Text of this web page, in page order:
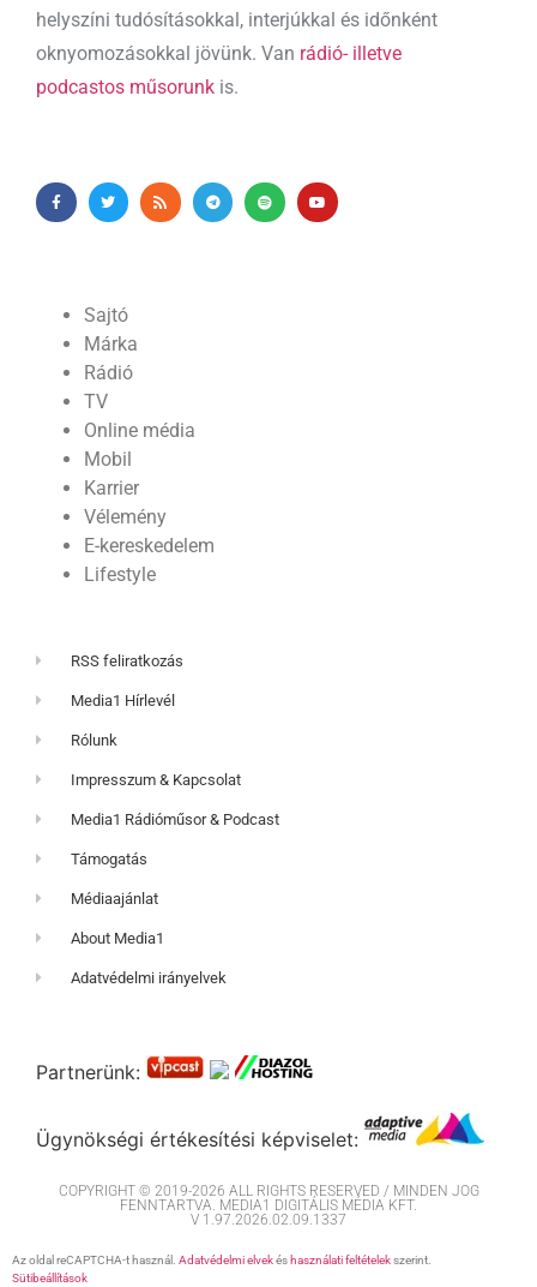
helyszíni tudósításokkal, interjúkkal és időnként
oknyomozásokkal jövünk. Van rádió- illetve
podcastos műsorunk is.
Sajtó
Márka
Rádió
TV
Online média
Mobil
Karrier
Vélemény
E-kereskedelem
Lifestyle
RSS feliratkozás
Media1 Hírlevél
Rólunk
Impresszum & Kapcsolat
Media1 Rádióműsor & Podcast
Támogatás
Médiaajánlat
About Media1
Adatvédelmi irányelvek
Partnerünk:
Ügynökségi értékesítési képviselet:
COPYRIGHT © 2019-2026 ALL RIGHTS RESERVED / MINDEN JOG
FENNTARTVA. MEDIA1 DIGITÁLIS MÉDIA KFT.
V 1.97.2026.02.09.1337
Az oldal reCAPTCHA-t használ. Adatvédelmi elvekés használati feltételekszerint.
Sütibeállítások